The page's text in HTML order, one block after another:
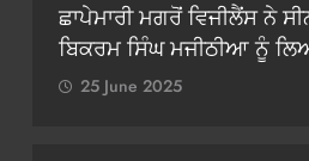
ਛਾਪੇਮਾਰੀ ਮਗਰੋਂ ਵਿਜੀਲੈਂਸ ਨੇ
ਬਿਕਰਮ ਸਿੰਘ ਮਜੀਠੀਆ ਨੂੰ
25 June 2025